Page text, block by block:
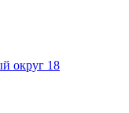
округ 18